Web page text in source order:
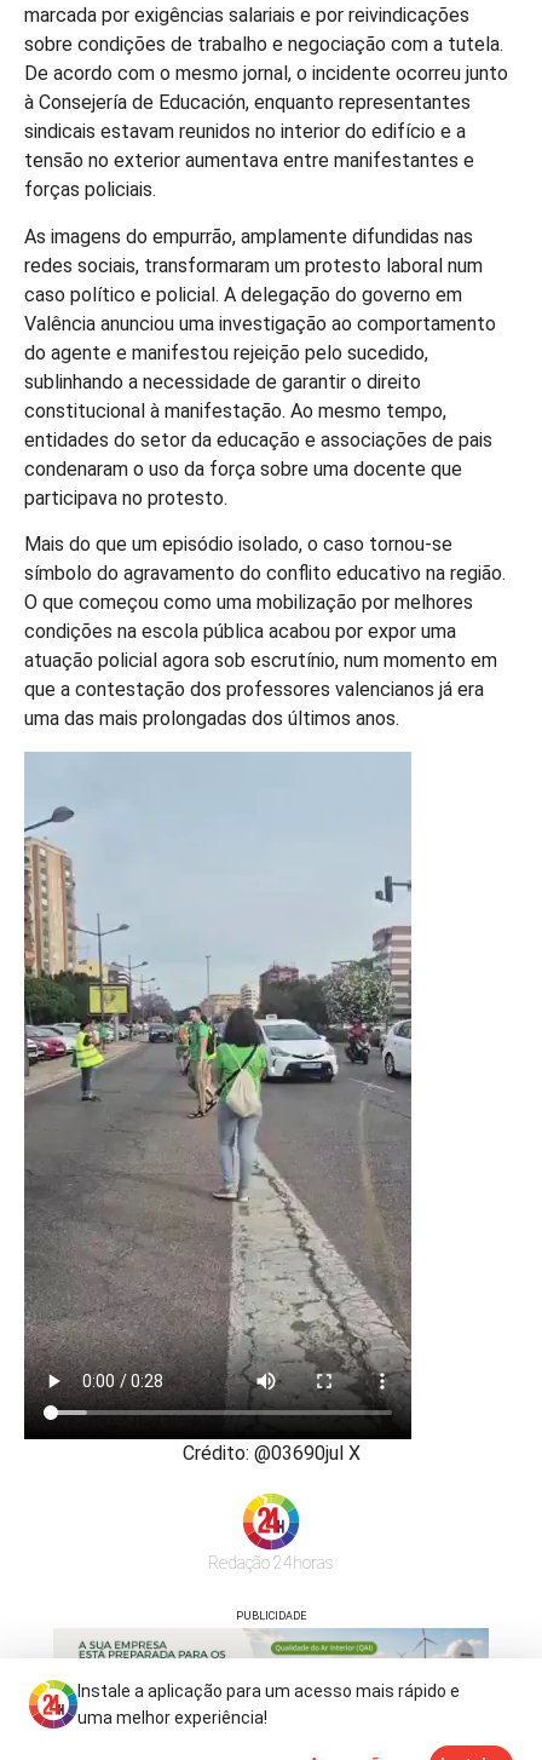
marcada por exigências salariais e por reivindicações
sobre condições de trabalho e negociação com a tutela.
De acordo com o mesmo jornal, o incidente ocorreu junto
à Consejería de Educación, enquanto representantes
sindicais estavam reunidos no interior do edifício e a
tensão no exterior aumentava entre manifestantes e
forças policiais.
As imagens do empurrão, amplamente difundidas nas
redes sociais, transformaram um protesto laboral num
caso político e policial. A delegação do governo em
Valência anunciou uma investigação ao comportamento
do agente e manifestou rejeição pelo sucedido,
sublinhando a necessidade de garantir o direito
constitucional à manifestação. Ao mesmo tempo,
entidades do setor da educação e associações de pais
condenaram o uso da força sobre uma docente que
participava no protesto.
Mais do que um episódio isolado, o caso tornou-se
símbolo do agravamento do conflito educativo na região.
O que começou como uma mobilização por melhores
condições na escola pública acabou por expor uma
atuação policial agora sob escrutínio, num momento em
que a contestação dos professores valencianos já era
uma das mais prolongadas dos últimos anos.
Crédito: @03690jul X
Redação 24horas
PUBLICIDADE
Instale a aplicação para um acesso mais rápido e
uma melhor experiência!